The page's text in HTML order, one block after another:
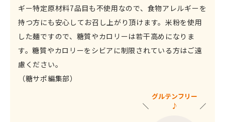
ギー特定原材料7品目も不使用なので、食物アレルギーを
持つ方にも安心してお召し上がり頂けます。米粉を使用
した麺ですので、糖質やカロリーは若干高めになりま
す。糖質やカロリーをシビアに制限されている方はご遠
慮ください。
（糖サポ編集部）
グルテンフリー
♪